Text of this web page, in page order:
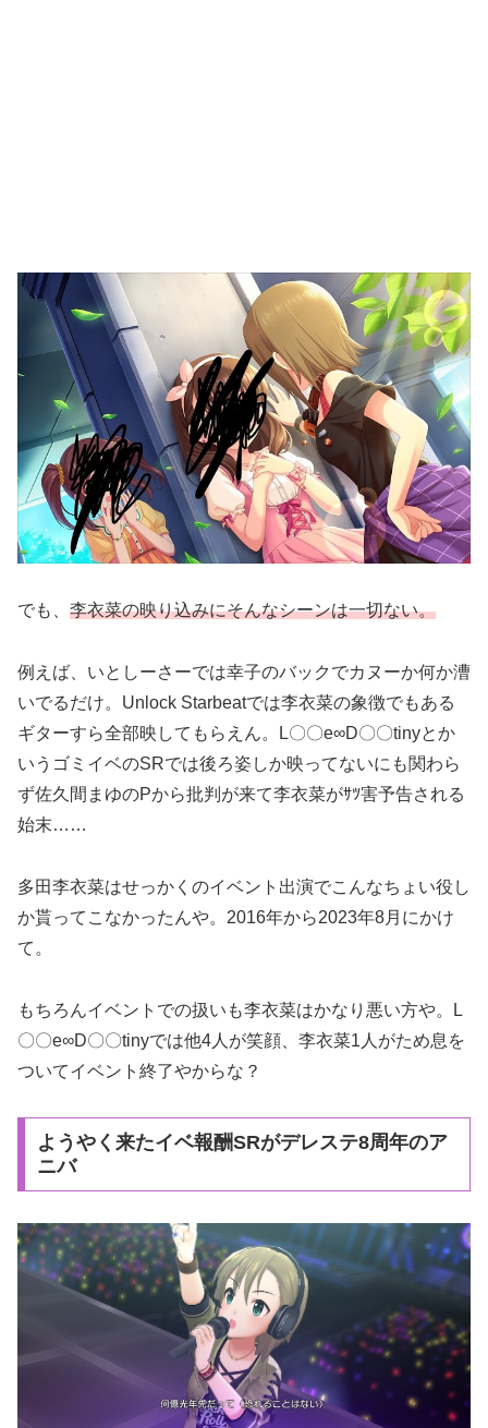
でも、 李衣菜の映り込みにそんなシーンは一切ない。
例えば、いとしーさーでは幸子のバックでカヌーか何か漕
いでるだけ。Unlock Starbeatでは李衣菜の象徴でもある
ギターすら全部映してもらえん。L〇〇e∞D〇〇tinyとか
いうゴミイベのSRでは後ろ姿しか映ってないにも関わら
ず佐久間まゆのPから批判が来て李衣菜がｻﾂ害予告される
始末……
多田李衣菜はせっかくのイベント出演でこんなちょい役し
か貰ってこなかったんや。2016年から2023年8月にかけ
て。
もちろんイベントでの扱いも李衣菜はかなり悪い方や。L
〇〇e∞D〇〇tinyでは他4人が笑顔、李衣菜1人がため息を
ついてイベント終了やからな？
ようやく来たイベ報酬SRがデレステ8周年のア
ニバ